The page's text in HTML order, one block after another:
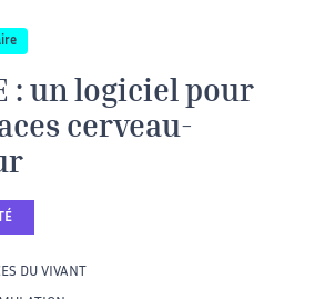
: un logiciel pour
cerveau-
DU VIVANT